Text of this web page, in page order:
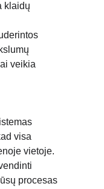
klaidų
veikia
visa
vietoje.
procesas